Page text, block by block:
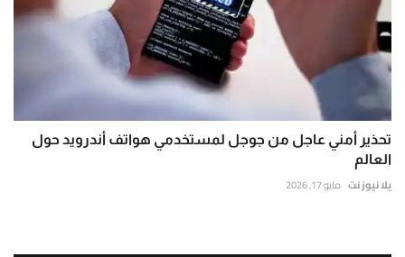
تحذير أمني عاجل من جوجل لمستخدمي هواتف أندرويد حول
العالم
يلا نيوز نت مايو 17, 2026